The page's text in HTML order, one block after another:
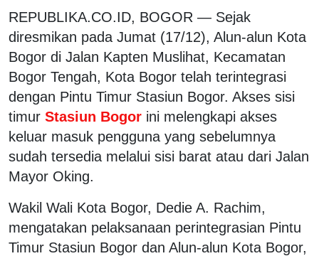
REPUBLIKA.CO.ID, BOGOR — Sejak
diresmikan pada Jumat (17/12), Alun-alun Kota
Bogor di Jalan Kapten Muslihat, Kecamatan
Bogor Tengah, Kota Bogor telah terintegrasi
dengan Pintu Timur Stasiun Bogor. Akses sisi
timur Stasiun Bogor ini melengkapi akses
keluar masuk pengguna yang sebelumnya
sudah tersedia melalui sisi barat atau dari Jalan
Mayor Oking.
Wakil Wali Kota Bogor, Dedie A. Rachim,
mengatakan pelaksanaan perintegrasian Pintu
Timur Stasiun Bogor dan Alun-alun Kota Bogor,